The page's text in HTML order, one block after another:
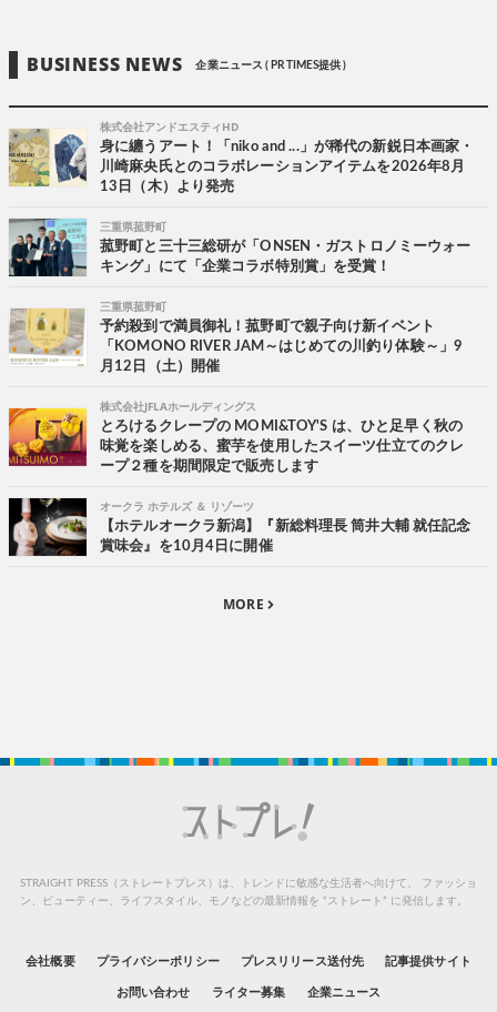
BUSINESS NEWS 企業ニュース ( PR TIMES提供 )
株式会社アンドエスティHD
身に纏うアート！「niko and ...」が稀代の新鋭日本画家・
川崎麻央氏とのコラボレーションアイテムを2026年8月
13日（木）より発売
三重県菰野町
菰野町と三十三総研が「ONSEN・ガストロノミーウォー
キング」にて「企業コラボ特別賞」を受賞！
三重県菰野町
予約殺到で満員御礼！菰野町で親子向け新イベント
「KOMONO RIVER JAM～はじめての川釣り体験～」9
月12日（土）開催
株式会社JFLAホールディングス
とろけるクレープの MOMI&TOY'S は、ひと足早く秋の
味覚を楽しめる、蜜芋を使用したスイーツ仕立てのクレ
ープ２種を期間限定で販売します
オークラ ホテルズ ＆ リゾーツ
【ホテルオークラ新潟】『新総料理長 筒井大輔 就任記念
賞味会』を10月4日に開催
MORE
STRAIGHT PRESS（ストレートプレス）は、トレンドに敏感な生活者へ向けて、
ファッショ
ン、ビューティー、ライフスタイル、モノなどの最新情報を “ストレート” に発信します。
会社概要 プライバシーポリシー プレスリリース送付先 記事提供サイト
お問い合わせ ライター募集 企業ニュース